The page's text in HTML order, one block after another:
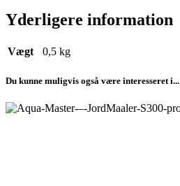
Yderligere information
Vægt 0,5 kg
Du kunne muligvis også være interesseret i...